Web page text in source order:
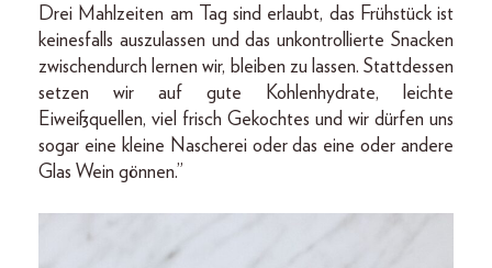
Drei Mahlzeiten am Tag sind erlaubt, das Frühstück ist
keinesfalls auszulassen und das unkontrollierte Snacken
zwischendurch lernen wir, bleiben zu lassen. Stattdessen
setzen wir auf gute Kohlenhydrate, leichte
Eiweißquellen, viel frisch Gekochtes und wir dürfen uns
sogar eine kleine Nascherei oder das eine oder andere
Glas Wein gönnen.”